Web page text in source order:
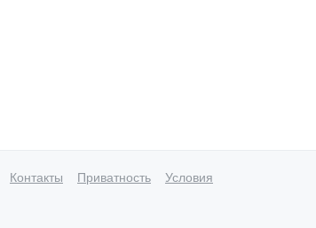
Контакты Приватность Условия